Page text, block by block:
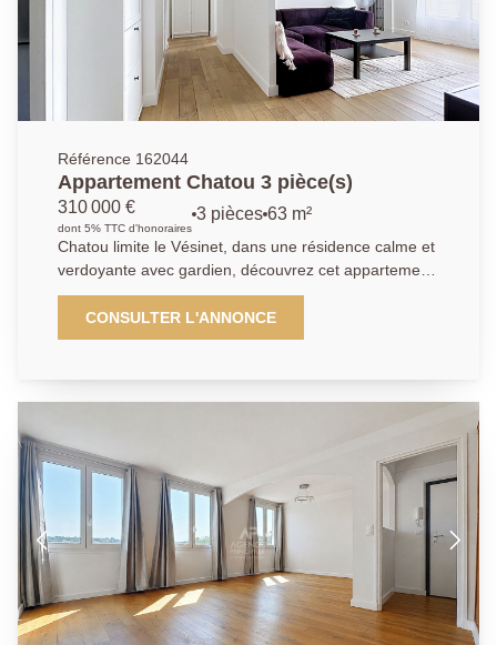
d'une famille. Le bien bénéficie également d'un sous-
sol total de 87,88 m² en rez-de-jardin, offrant de
nombreuses possibilités : garage, atelier, espace de
stockage, salle de sport, salle de jeux ou
aménagement selon vos projets. Et une dépendance
dans le jardin.
Référence 162044
Appartement Chatou 3 pièce(s)
310 000 €
dont 5% TTC d'honoraires
3 pièces 63 m²
Chatou limite le Vésinet, dans une résidence calme et
verdoyante avec gardien, découvrez cet appartement
en parfait état, traversant, très lumineux et sans
aucun vis- à -vis, situé à 13 minutes à pied du RER du
Vésinet Centre. Il comprend une entrée, une cuisine
parking visiteur est également disponible dans la
résidence. Les travaux de ravalement et de toiture-
terrasse avec isolation extérieure ont été réalisés en
2023.
CONSULTER L'ANNONCE